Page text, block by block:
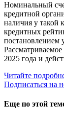
Номинальный
кредитной
наличия у такой
кредитных
постановлением
2025 года и
Читайте
Подписаться на
Еще по этой